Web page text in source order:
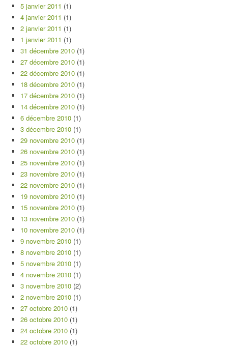
5 janvier 2011 (1)
4 janvier 2011 (1)
2 janvier 2011 (1)
1 janvier 2011 (1)
31 décembre 2010 (1)
27 décembre 2010 (1)
22 décembre 2010 (1)
18 décembre 2010 (1)
17 décembre 2010 (1)
14 décembre 2010 (1)
6 décembre 2010 (1)
3 décembre 2010 (1)
29 novembre 2010 (1)
26 novembre 2010 (1)
25 novembre 2010 (1)
23 novembre 2010 (1)
22 novembre 2010 (1)
19 novembre 2010 (1)
15 novembre 2010 (1)
13 novembre 2010 (1)
10 novembre 2010 (1)
9 novembre 2010 (1)
8 novembre 2010 (1)
5 novembre 2010 (1)
4 novembre 2010 (1)
3 novembre 2010 (2)
2 novembre 2010 (1)
27 octobre 2010 (1)
26 octobre 2010 (1)
24 octobre 2010 (1)
22 octobre 2010 (1)